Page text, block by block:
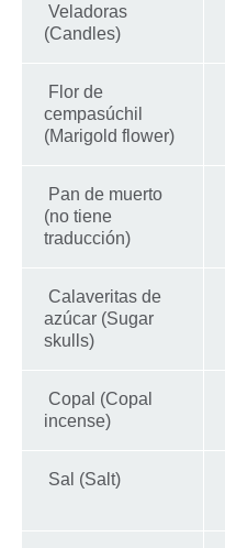
Veladoras
(Candles)
Flor de
cempasúchil
(Marigold flower)
Pan de muerto
(no tiene
traducción)
Calaveritas de
azúcar (Sugar
skulls)
Copal (Copal
incense)
Sal (Salt)